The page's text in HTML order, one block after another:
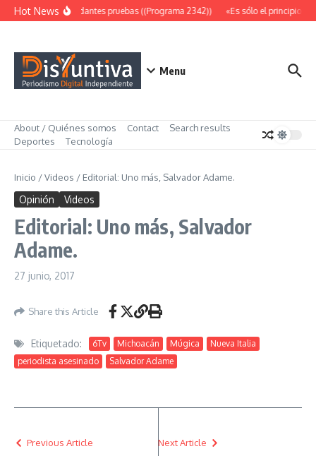
Saltar al contenido
Hot NewsAbundantes pruebas ((Programa 2342)) «Es sólo el principio»
Menu
About / Quiénes somos Contact
Search results
Deportes
Tecnología
Inicio /Videos / Editorial: Uno más, Salvador Adame.
Opinión Videos
Editorial: Uno más, Salvador
Adame.
27 junio, 2017
Share this Article
Etiquetado: 6Tv Michoacán Múgica
Nueva Italia
periodista asesinado
Salvador Adame
Previous Article Next Article